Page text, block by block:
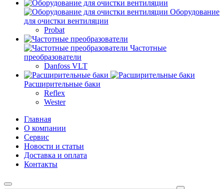
Оборудование
для очистки вентиляции
Probat
Частотные
преобразователи
Danfoss VLT
Расширительные баки
Reflex
Wester
Главная
О компании
Сервис
Новости и статьи
Доставка и оплата
Контакты